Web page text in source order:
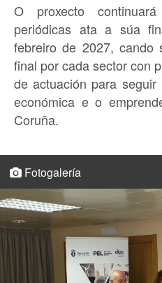
O proxecto
periódicas ata a súa
febreiro de 2027, cando
final por cada sector con
de actuación para
económica e o
Coruña.
Fotogalería